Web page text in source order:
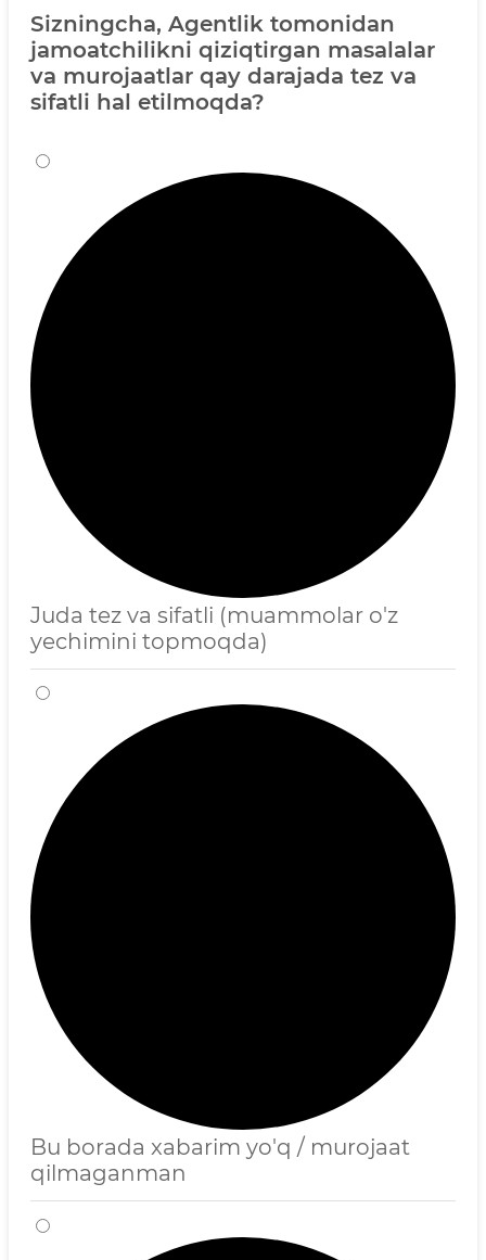
Sizningcha, Agentlik tomonidan
jamoatchilikni qiziqtirgan masalalar
va murojaatlar qay darajada tez va
sifatli hal etilmoqda?
Juda tez va sifatli (muammolar o'z
yechimini topmoqda)
Bu borada xabarim yo'q / murojaat
qilmaganman